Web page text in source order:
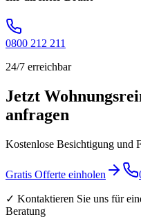
0800 212 211
24/7 erreichbar
Jetzt
anfragen
Kostenlose Besichtigung und
Gratis Offerte einholen
✓ Kontaktieren Sie uns für
Beratung